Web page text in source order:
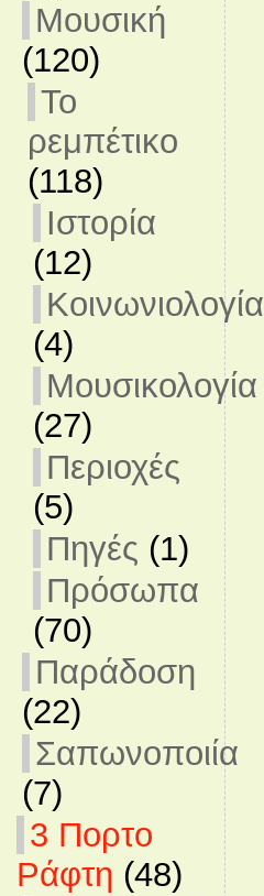
Μουσική
(120)
Το
ρεμπέτικο
(118)
Ιστορία
(12)
Κοινωνιολογία
(4)
Μουσικολογία
(27)
Περιοχές
(5)
Πηγές (1)
Πρόσωπα
(70)
Παράδοση
(22)
Σαπωνοποιία
(7)
3 Πορτο
Ράφτη (48)